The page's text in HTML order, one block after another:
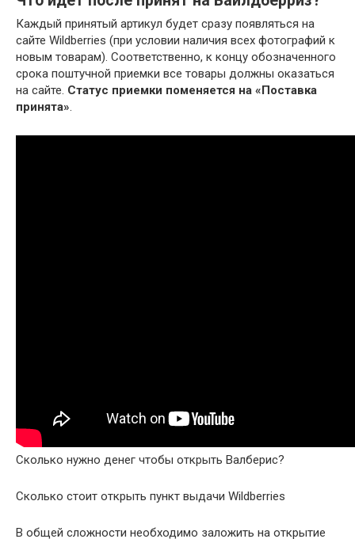
Каждый принятый артикул будет сразу появляться на
сайте Wildberries (при условии наличия всех фотографий к
новым товарам). Соответственно, к концу обозначенного
срока поштучной приемки все товары должны оказаться
на сайте. Статус приемки поменяется на «Поставка
принята».
Сколько нужно денег чтобы открыть Валберис?
Сколько стоит открыть пункт выдачи Wildberries
В общей сложности необходимо заложить на открытие